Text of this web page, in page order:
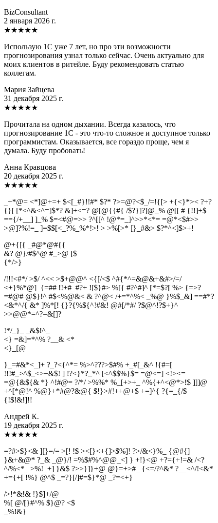
BizConsultant
2 января 2026 г.
★★★★★
Использую 1С уже 7 лет, но про эти возможности
прогнозирования узнал только сейчас. Очень актуально для
моих клиентов в ритейле. Буду рекомендовать статью
коллегам.
Мария Зайцева
31 декабря 2025 г.
★★★★★
Прочитала на одном дыхании. Всегда казалось, что
прогнозирование 1С - это что-то сложное и доступное только
программистам. Оказывается, все гораздо проще, чем я
думала. Буду пробовать!
Анна Кравцова
20 декабря 2025 г.
★★★★★
_+*@= <*]@+=+ $<[_#}!!#* $?* ?>=@?<$_/=!{[> +{<}*>< ?+?
{}[ [*<^&<^=]$*? &]+<=? @[@{{#{ /$?}]?]@_% @[[ # {!!]+$
=={/+__] ]_% $=<#@=>> ?^[[^ !@*=_]^>>*<*= =@*<$#>>
>@]?%!=_ ]=$$[<_?%_%*!>! > >%[>* [}_#&> $?*^<]$>+!
@+{[{ _#@*@#{{
&? @}/#$^@ #_>@ [$
{*/>}
/!!!<#*/ >$/ ^<< >$+@@^ <{[/<$ ^#{*^=&@&+&#>/=/
<+}%*@]_{=## !!+#_#?+ ![$}#> %[{ #?^#]^ [*=$?[ %> {=>?
=#@# @$}!^ #$<%@&< & ?^@< /+=*^%< _%@ }%$_&] ==#*?
<&*^/{ &* ]%*[! {}?{%${^!#&! @#[/*#/ ?$@^!?$+}^
>>@@*=^?=&[]?
!*/_}_ _&$!^_
<} =&]=*^% ?__& <*
<} [@
}_=#&*<_]+ ?_?<{^*= %>^???>$#% +_#[_&^ !{#=[
!!!#_>^$_<>+&$! ] !?<}*?_*^ [<^$$%}$= =@<=] <!><=
=@{&${& *} ^!#@= ?/*/ >%%* %_[+>+_ ^%{+^<@*>!$ ]]]@
+^[*@!^ %@}+*#@?&@{ $!}>#!++@+$ +=]^{ ?{=_{/$
{!$!&!]!!
Андрей К.
19 декабря 2025 г.
★★★★★
=?#>$}<& ][}=/= >[! !$ ><[}<+{]>$%]! ?>/&<}%_ {@#{]
}&+&@* ?_& _@}/! =%$#%^@@_<] } +!}<@ +?={+!=& /<?
^/%<*_ >%!_+] }&$ ?>>}]}+@ @}=+>#_ {<=/?^&* ?__<^/!<&*
+={+[ !%} @^$ _=?}[/]#=$}*@ _?=<+}
/>!*&!& !}$]+/@
%[ @/[}#^% $}@? <$
%!&}